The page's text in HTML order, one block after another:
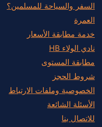
السفر والسياحة للمسلمين؟
العمرة
خدمة مطابقة الأسعار
نادي الولاء HB
مطابقة المستوى
شروط الحجز
الخصوصية وملفات الارتباط
الأسئلة الشائعة
للاتصال بنا